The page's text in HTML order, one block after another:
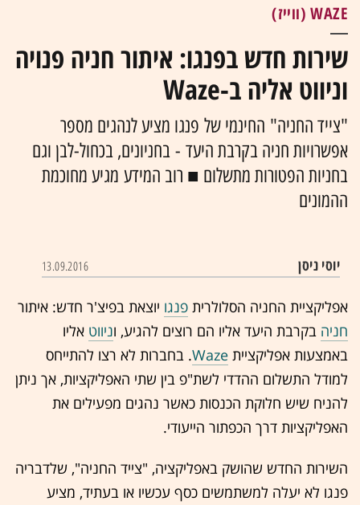
WAZE (ווייז)
שירות חדש בפנגו: איתור חניה פנויה
וניווט אליה ב-Waze
"צייד החניה" החינמי של פנגו מציע לנהגים מספר
אפשרויות חניה בקרבת היעד - בחניונים, בכחול-לבן וגם
בחניות הפטורות מתשלום ■ רוב המידע מגיע מחוכמת
ההמונים
יוסי ניסן 13.09.2016
אפליקציית החניה הסלולרית פנגו יוצאת בפיצ'ר חדש: איתור
חניה בקרבת היעד אליו הם רוצים להגיע, וניווט אליו
באמצעות אפליקציית Waze. בחברות לא רצו להתייחס
למודל התשלום ההדדי לשת"פ בין שתי האפליקציות, אך ניתן
להניח שיש חלוקת הכנסות כאשר נהגים מפעילים את
האפליקציות דרך הכפתור הייעודי.
השירות החדש שהושק באפליקציה, "צייד החניה", שלדבריה
פנגו לא יעלה למשתמשים כסף עכשיו או בעתיד, מציע